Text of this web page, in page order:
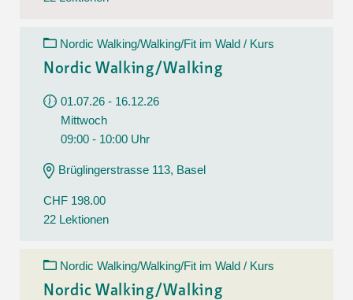
Nordic Walking/Walking/Fit im Wald / Kurs
Nordic Walking/Walking
01.07.26 - 16.12.26
Mittwoch
09:00 - 10:00 Uhr
Brüglingerstrasse 113, Basel
CHF 198.00
22 Lektionen
Nordic Walking/Walking/Fit im Wald / Kurs
Nordic Walking/Walking